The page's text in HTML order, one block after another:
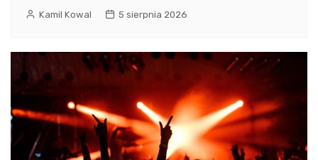
Kamil Kowal 5 sierpnia 2026